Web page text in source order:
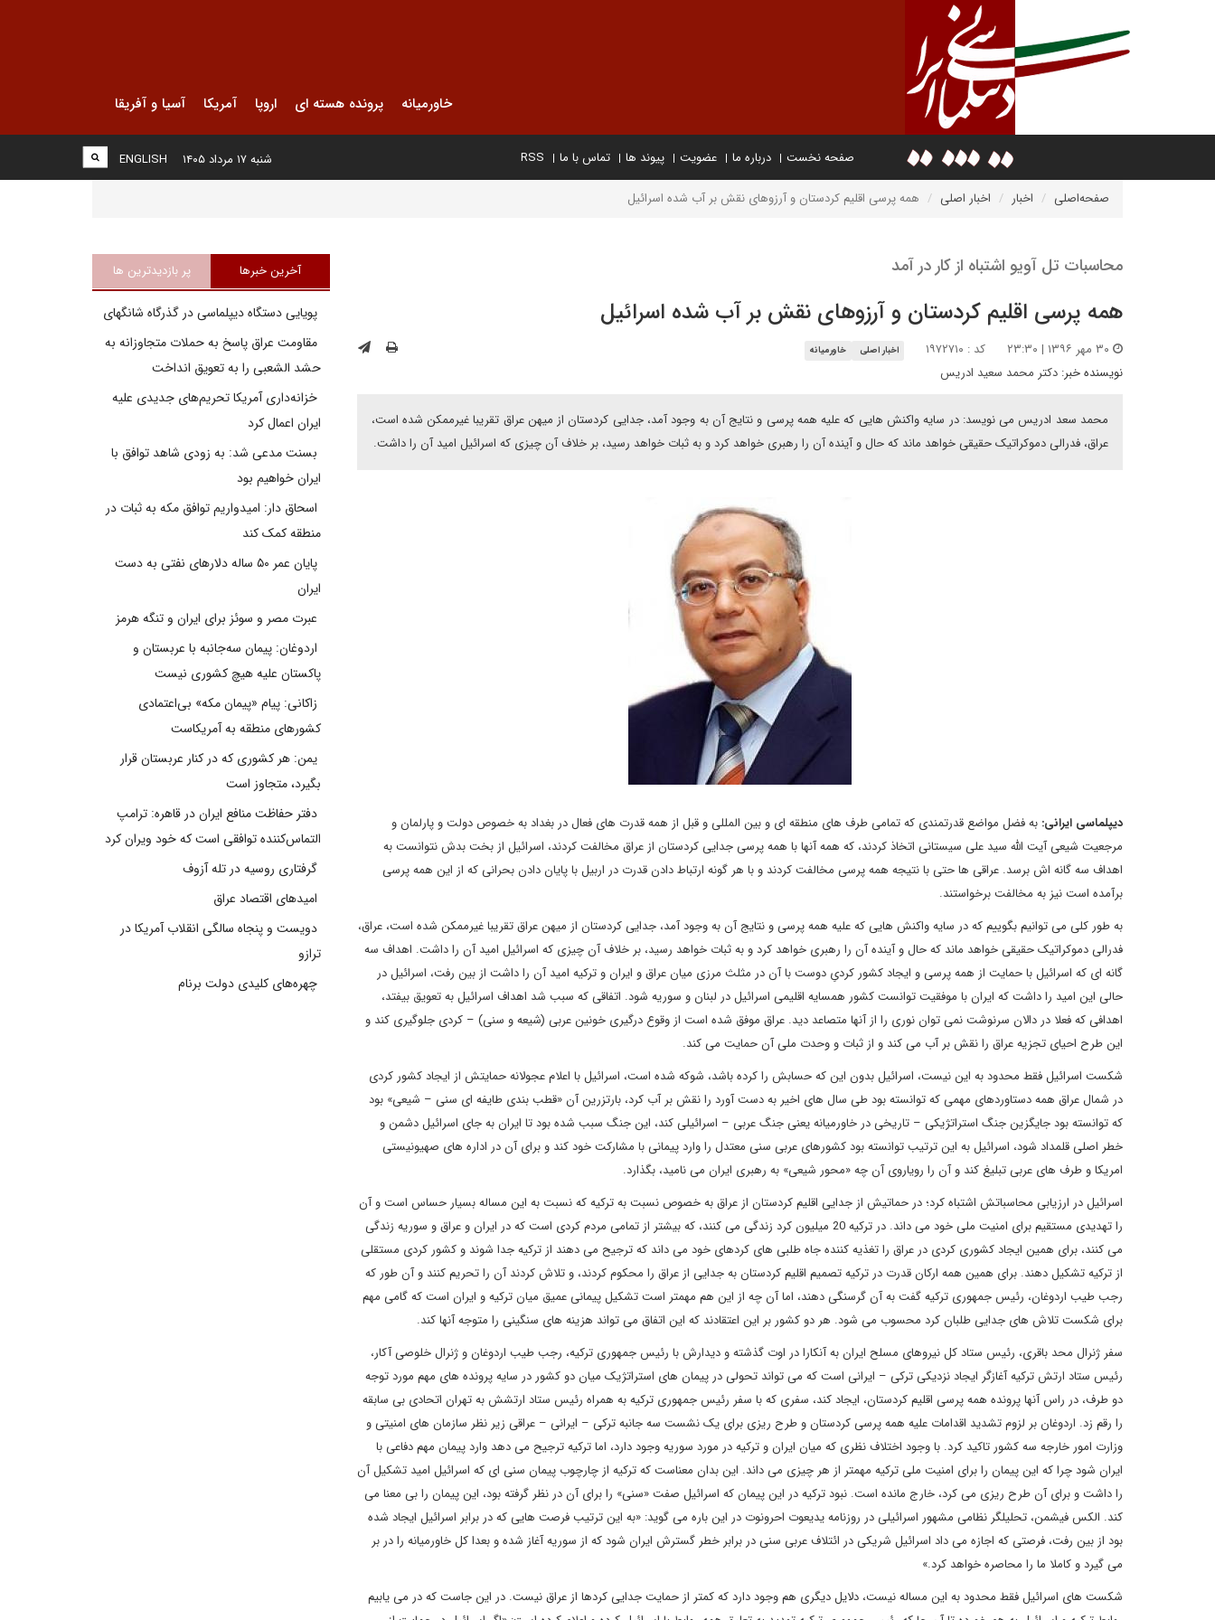
خاورمیانه پرونده هسته ای اروپا آمریکا آسیا و آفریقا
صفحه نخست درباره ما عضویت پیوند ها تماس با ما RSS
ENGLISH شنبه ۱۷ مرداد ۱۴۰۵
صفحه‌اصلی اخبار اخبار اصلی همه پرسی اقلیم کردستان و آرزوهای نقش بر آب شده اسرائیل
محاسبات تل آویو اشتباه از کار در آمد
همه پرسی اقلیم کردستان و آرزوهای نقش بر آب شده اسرائیل
کد : ۱۹۷۲۷۱۰ اخبار اصلی خاورمیانه
نویسنده خبر: دکتر محمد سعید ادریس
محمد سعد ادریس می نویسد: در سایه واکنش هایی که علیه همه پرسی و نتایج آن به وجود آمد، جدایی کردستان از میهن عراق تقریبا غیرممکن شده است،
عراق، فدرالی دموکراتیک حقیقی خواهد ماند که حال و آینده آن را رهبری خواهد کرد و به ثبات خواهد رسید، بر خلاف آن چیزی که اسرائیل امید آن را داشت.
دیپلماسی ایرانی: به فضل مواضع قدرتمندی که تمامی طرف های منطقه ای و بین المللی و قبل از همه قدرت های فعال در بغداد به خصوص دولت و پارلمان و
مرجعیت شیعی آیت الله سید علی سیستانی اتخاذ کردند، که همه آنها با همه پرسی جدایی کردستان از عراق مخالفت کردند، اسرائیل از بخت بدش نتوانست به
اهداف سه گانه اش برسد. عراقی ها حتی با نتیجه همه پرسی مخالفت کردند و با هر گونه ارتباط دادن قدرت در اربیل با پایان دادن بحرانی که از این همه پرسی
برآمده است نیز به مخالفت برخواستند.
به طور کلی می توانیم بگوییم که در سایه واکنش هایی که علیه همه پرسی و نتایج آن به وجود آمد، جدایی کردستان از میهن عراق تقریبا غیرممکن شده است، عراق،
فدرالی دموکراتیک حقیقی خواهد ماند که حال و آینده آن را رهبری خواهد کرد و به ثبات خواهد رسید، بر خلاف آن چیزی که اسرائیل امید آن را داشت. اهداف سه
گانه ای که اسرائیل با حمایت از همه پرسی و ایجاد کشور کردیِ دوست با آن در مثلث مرزی میان عراق و ایران و ترکیه امید آن را داشت از بین رفت، اسرائیل در
حالی این امید را داشت که ایران با موفقیت توانست کشور همسایه اقلیمی اسرائیل در لبنان و سوریه شود. اتفاقی که سبب شد اهداف اسرائیل به تعویق بیفتد،
اهدافی که فعلا در دالان سرنوشت نمی توان نوری را از آنها متصاعد دید. عراق موفق شده است از وقوع درگیری خونین عربی (شیعه و سنی) – کردی جلوگیری کند و
این طرح احیای تجزیه عراق را نقش بر آب می کند و از ثبات و وحدت ملی آن حمایت می کند.
شکست اسرائیل فقط محدود به این نیست، اسرائیل بدون این که حسابش را کرده باشد، شوکه شده است، اسرائیل با اعلام عجولانه حمایتش از ایجاد کشور کردی
در شمال عراق همه دستاوردهای مهمی که توانسته بود طی سال های اخیر به دست آورد را نقش بر آب کرد، بارتزرین آن «قطب بندی طایفه ای سنی – شیعی» بود
که توانسته بود جایگزین جنگ استراتژیکی – تاریخی در خاورمیانه یعنی جنگ عربی – اسرائیلی کند، این جنگ سبب شده بود تا ایران به جای اسرائیل دشمن و
خطر اصلی قلمداد شود، اسرائیل به این ترتیب توانسته بود کشورهای عربی سنی معتدل را وارد پیمانی با مشارکت خود کند و برای آن در اداره های صهیونیستی
امریکا و طرف های عربی تبلیغ کند و آن را رویاروی آن چه «محور شیعی» به رهبری ایران می نامید، بگذارد.
اسرائیل در ارزیابی محاسباتش اشتباه کرد؛ در حماتیش از جدایی اقلیم کردستان از عراق به خصوص نسبت به ترکیه که نسبت به این مساله بسیار حساس است و آن
را تهدیدی مستقیم برای امنیت ملی خود می داند. در ترکیه 20 میلیون کرد زندگی می کنند، که بیشتر از تمامی مردم کردی است که در ایران و عراق و سوریه زندگی
می کنند، برای همین ایجاد کشوری کردی در عراق را تغذیه کننده جاه طلبی های کردهای خود می داند که ترجیح می دهند از ترکیه جدا شوند و کشور کردی مستقلی
از ترکیه تشکیل دهند. برای همین همه ارکان قدرت در ترکیه تصمیم اقلیم کردستان به جدایی از عراق را محکوم کردند، و تلاش کردند آن را تحریم کنند و آن طور که
رجب طیب اردوغان، رئیس جمهوری ترکیه گفت به آن گرسنگی دهند، اما آن چه از این هم مهمتر است تشکیل پیمانی عمیق میان ترکیه و ایران است که گامی مهم
برای شکست تلاش های جدایی طلبان کرد محسوب می شود. هر دو کشور بر این اعتقادند که این اتفاق می تواند هزینه های سنگینی را متوجه آنها کند.
سفر ژنرال محد باقری، رئیس ستاد کل نیروهای مسلح ایران به آنکارا در اوت گذشته و دیدارش با رئیس جمهوری ترکیه، رجب طیب اردوغان و ژنرال خلوصی آکار،
رئیس ستاد ارتش ترکیه آغازگر ایجاد نزدیکی ترکی – ایرانی است که می تواند تحولی در پیمان های استراتژیک میان دو کشور در سایه پرونده های مهم مورد توجه
دو طرف، در راس آنها پرونده همه پرسی اقلیم کردستان، ایجاد کند، سفری که با سفر رئیس جمهوری ترکیه به همراه رئیس ستاد ارتشش به تهران اتحادی بی سابقه
را رقم زد. اردوغان بر لزوم تشدید اقدامات علیه همه پرسی کردستان و طرح ریزی برای یک نشست سه جانبه ترکی – ایرانی – عراقی زیر نظر سازمان های امنیتی و
وزارت امور خارجه سه کشور تاکید کرد. با وجود اختلاف نظری که میان ایران و ترکیه در مورد سوریه وجود دارد، اما ترکیه ترجیح می دهد وارد پیمان مهم دفاعی با
ایران شود چرا که این پیمان را برای امنیت ملی ترکیه مهمتر از هر چیزی می داند. این بدان معناست که ترکیه از چارچوب پیمان سنی ای که اسرائیل امید تشکیل آن
را داشت و برای آن طرح ریزی می کرد، خارج مانده است. نبود ترکیه در این پیمان که اسرائیل صفت «سنی» را برای آن در نظر گرفته بود، این پیمان را بی معنا می
کند. الکس فیشمن، تحلیلگر نظامی مشهور اسرائیلی در روزنامه یدیعوت احرونوت در این باره می گوید: «به این ترتیب فرصت هایی که در برابر اسرائیل ایجاد شده
بود از بین رفت، فرصتی که اجازه می داد اسرائیل شریکی در ائتلاف عربی سنی در برابر خطر گسترش ایران شود که از سوریه آغاز شده و بعدا کل خاورمیانه را در بر
می گیرد و کاملا ما را محاصره خواهد کرد.»
شکست های اسرائیل فقط محدود به این مساله نیست، دلایل دیگری هم وجود دارد که کمتر از حمایت جدایی کردها از عراق نیست. در این جاست که در می یابیم
آخرین خبرها پر بازدیدترین ها
پویایی دستگاه دیپلماسی در گذرگاه شانگهای
مقاومت عراق پاسخ به حملات متجاوزانه به
حشد الشعبی را به تعویق انداخت
خزانه‌داری آمریکا تحریم‌های جدیدی علیه
ایران اعمال کرد
بسنت مدعی شد: به زودی شاهد توافق با
ایران خواهیم بود
اسحاق دار: امیدواریم توافق مکه به ثبات در
منطقه کمک کند
پایان عمر ۵۰ ساله دلارهای نفتی به دست
ایران
عبرت مصر و سوئز برای ایران و تنگه هرمز
اردوغان: پیمان سه‌جانبه با عربستان و
پاکستان علیه هیچ کشوری نیست
زاکانی: پیام «پیمان مکه» بی‌اعتمادی
کشورهای منطقه به آمریکاست
یمن: هر کشوری که در کنار عربستان قرار
بگیرد، متجاوز است
دفتر حفاظت منافع ایران در قاهره: ترامپ
التماس‌کننده توافقی است که خود ویران کرد
گرفتاری روسیه در تله آزوف
امیدهای اقتصاد عراق
دویست و پنجاه سالگی انقلاب آمریکا در
ترازو
چهره‌های کلیدی دولت برنام